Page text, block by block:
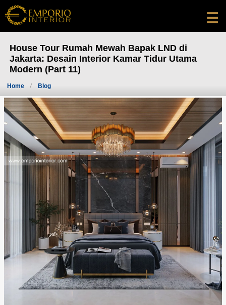
☰
House Tour Rumah Mewah Bapak LND di
Jakarta: Desain Interior Kamar Tidur Utama
Modern (Part 11)
Home Blog